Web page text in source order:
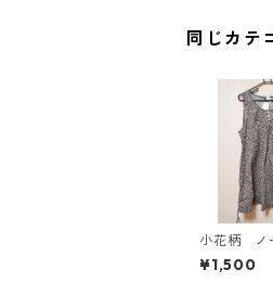
同じカテ
小花柄 ノ
ワンピー
ラック
¥1,500